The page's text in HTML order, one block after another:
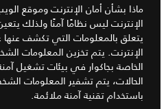
ماذا بشأن أمان الإنترنت وموقع
الإنترنت ليس نظامًا آمنًا ولذلك
يتعلق بالمعلومات التي تكشف
الإنترنت. يتم تخزين المعلومات
الخاصة بجاكوار في بيئات تشغيل
الحالات، يتم تشفير المعلومات
باستخدام تقنية آمنة ملائمة.